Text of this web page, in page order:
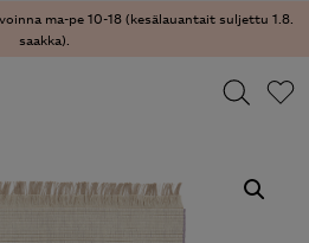
ma-pe 10-18 (kesälauantait suljettu 1.8.
saakka).